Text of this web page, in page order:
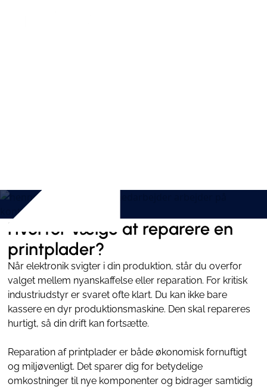
Hvorfor vælge at reparere en
printplader?
Når elektronik svigter i din produktion, står du overfor
valget mellem nyanskaffelse eller reparation. For kritisk
industriudstyr er svaret ofte klart. Du kan ikke bare
kassere en dyr produktionsmaskine. Den skal repareres
hurtigt, så din drift kan fortsætte.
Reparation af printplader er både økonomisk fornuftigt
og miljøvenligt. Det sparer dig for betydelige
omkostninger til nye komponenter og bidrager samtidig